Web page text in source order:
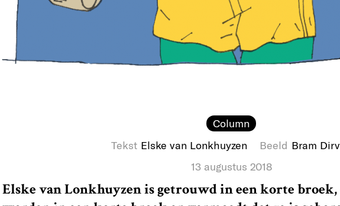
Column
Tekst Elske van Lonkhuyzen Beeld Bram
13 augustus 2018
Elske van Lonkhuyzen is getrouwd in een korte